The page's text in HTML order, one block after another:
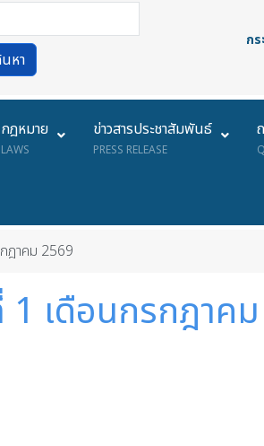
หา
ก
กฎหมาย
LAWS
ข่าวสารประชาสัมพันธ์
PRESS RELEASE
ฎาคม 2569
1 เดือนกรกฎาค